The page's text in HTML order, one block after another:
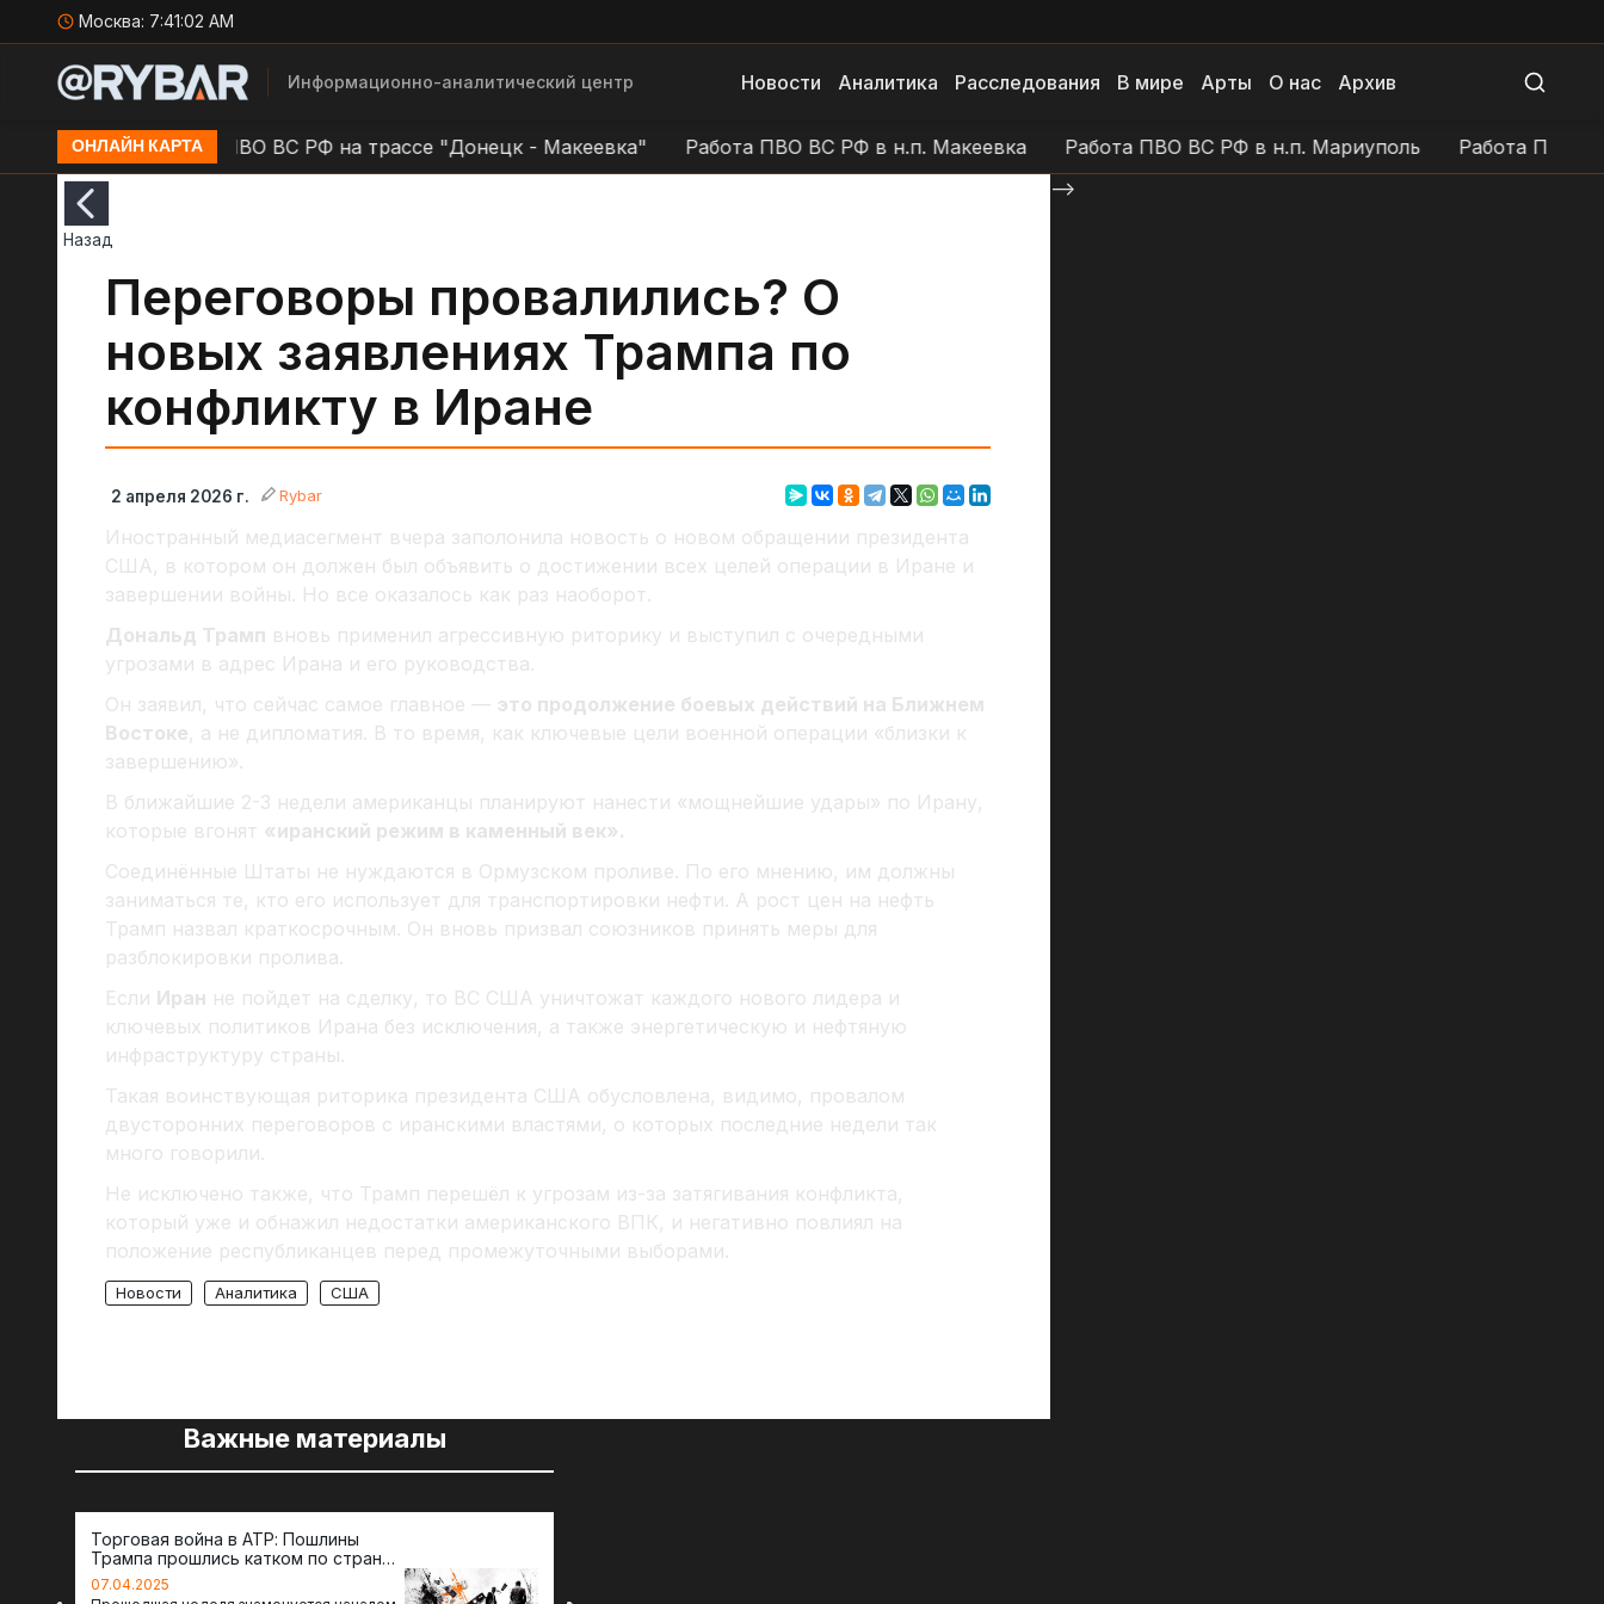
Москва: 7:41:03 AM
Информационно-аналитический центр Новости Аналитика Расследования В мире Арты О нас Архив
ОНЛАЙН КАРТА
Работа ПВО ВС РФ на трассе "Донецк - Макеевка" Работа ПВО ВС РФ в н.п. Макеевка Работа ПВО ВС РФ в н.п. Мариуполь Работа ПВО ВС РФ
Назад
Переговоры провалились? О
новых заявлениях Трампа по
конфликту в Иране
2 апреля 2026 г. Rybar
Иностранный медиасегмент вчера заполонила новость о новом обращении президента
США, в котором он должен был объявить о достижении всех целей операции в Иране и
завершении войны. Но все оказалось как раз наоборот.
Дональд Трамп вновь применил агрессивную риторику и выступил с очередными
угрозами в адрес Ирана и его руководства.
Он заявил, что сейчас самое главное — это продолжение боевых действий на Ближнем
Востоке, а не дипломатия. В то время, как ключевые цели военной операции «близки к
завершению».
В ближайшие 2-3 недели американцы планируют нанести «мощнейшие удары» по Ирану,
которые вгонят «иранский режим в каменный век».
Соединённые Штаты не нуждаются в Ормузском проливе. По его мнению, им должны
заниматься те, кто его использует для транспортировки нефти. А рост цен на нефть
Трамп назвал краткосрочным. Он вновь призвал союзников принять меры для
разблокировки пролива.
Если Иран не пойдет на сделку, то ВС США уничтожат каждого нового лидера и
ключевых политиков Ирана без исключения, а также энергетическую и нефтяную
инфраструктуру страны.
Такая воинствующая риторика президента США обусловлена, видимо, провалом
двусторонних переговоров с иранскими властями, о которых последние недели так
много говорили.
Не исключено также, что Трамп перешёл к угрозам из-за затягивания конфликта,
который уже и обнажил недостатки американского ВПК, и негативно повлиял на
положение республиканцев перед промежуточными выборами.
Новости Аналитика США
-->
Важные материалы
Торговая война в АТР: Пошлины
Трампа прошлись катком по странам
региона
07.04.2025